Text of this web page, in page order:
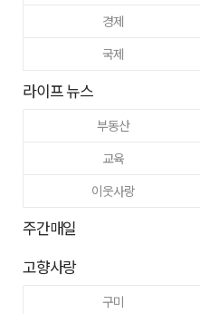
경제
국제
라이프 뉴스
부동산
교육
이웃사랑
주간매일
고향사랑
구미